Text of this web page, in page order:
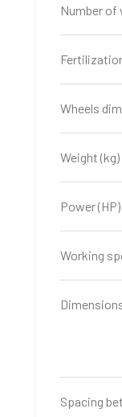
Number of
Wheels
Weight (kg)
Power (HP)
Working
Spacing